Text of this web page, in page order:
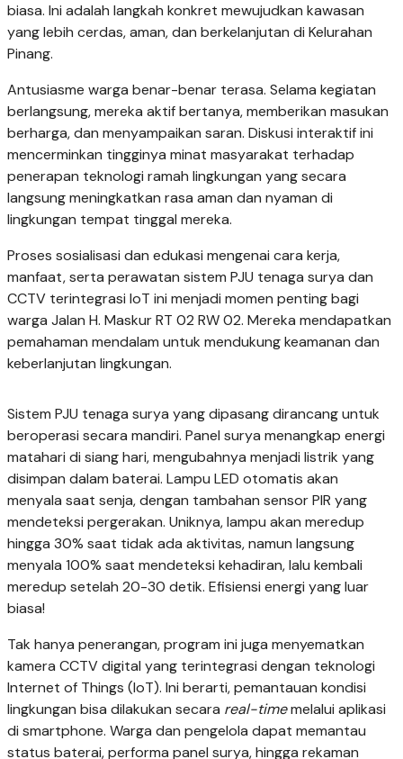
biasa. Ini adalah langkah konkret mewujudkan kawasan
yang lebih cerdas, aman, dan berkelanjutan di Kelurahan
Pinang.
Antusiasme warga benar-benar terasa. Selama kegiatan
berlangsung, mereka aktif bertanya, memberikan masukan
berharga, dan menyampaikan saran. Diskusi interaktif ini
mencerminkan tingginya minat masyarakat terhadap
penerapan teknologi ramah lingkungan yang secara
langsung meningkatkan rasa aman dan nyaman di
lingkungan tempat tinggal mereka.
Proses sosialisasi dan edukasi mengenai cara kerja,
manfaat, serta perawatan sistem PJU tenaga surya dan
CCTV terintegrasi IoT ini menjadi momen penting bagi
warga Jalan H. Maskur RT 02 RW 02. Mereka mendapatkan
pemahaman mendalam untuk mendukung keamanan dan
keberlanjutan lingkungan.
Sistem PJU tenaga surya yang dipasang dirancang untuk
beroperasi secara mandiri. Panel surya menangkap energi
matahari di siang hari, mengubahnya menjadi listrik yang
disimpan dalam baterai. Lampu LED otomatis akan
menyala saat senja, dengan tambahan sensor PIR yang
mendeteksi pergerakan. Uniknya, lampu akan meredup
hingga 30% saat tidak ada aktivitas, namun langsung
menyala 100% saat mendeteksi kehadiran, lalu kembali
meredup setelah 20-30 detik. Efisiensi energi yang luar
biasa!
Tak hanya penerangan, program ini juga menyematkan
kamera CCTV digital yang terintegrasi dengan teknologi
Internet of Things (IoT). Ini berarti, pemantauan kondisi
lingkungan bisa dilakukan secara real-timemelalui aplikasi
di smartphone. Warga dan pengelola dapat memantau
status baterai, performa panel surya, hingga rekaman